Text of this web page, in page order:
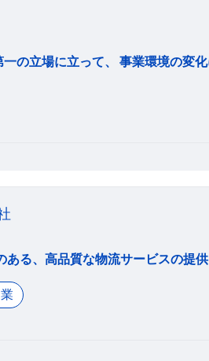
ある、高品質な物流サービスの提供